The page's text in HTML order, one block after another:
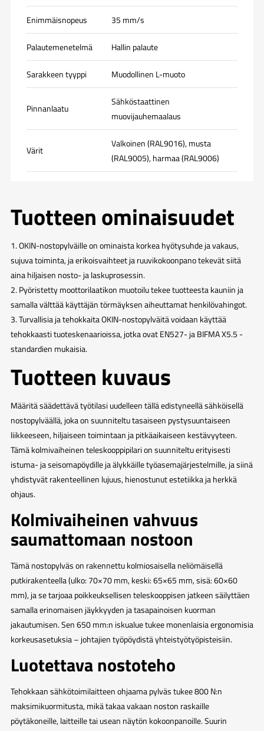
Enimmäisnopeus 35 mm/s
Palautemenetelmä Hallin palaute
Sarakkeen tyyppi Muodollinen L-muoto
Pinnanlaatu
Sähköstaattinen
muovijauhemaalaus
Värit
Valkoinen (RAL9016), musta
(RAL9005), harmaa (RAL9006)
Tuotteen ominaisuudet
1. OKIN-nostopylväille on ominaista korkea hyötysuhde ja vakaus,
sujuva toiminta, ja erikoisvaihteet ja ruuvikokoonpano tekevät siitä
aina hiljaisen nosto- ja laskuprosessin.
2. Pyöristetty moottorilaatikon muotoilu tekee tuotteesta kauniin ja
samalla välttää käyttäjän törmäyksen aiheuttamat henkilövahingot.
3. Turvallisia ja tehokkaita OKIN-nostopylväitä voidaan käyttää
tehokkaasti tuoteskenaarioissa, jotka ovat EN527- ja BIFMA X5.5 -
standardien mukaisia.
Tuotteen kuvaus
Määritä säädettävä työtilasi uudelleen tällä edistyneellä sähköisellä
nostopylväällä, joka on suunniteltu tasaiseen pystysuuntaiseen
liikkeeseen, hiljaiseen toimintaan ja pitkäaikaiseen kestävyyteen.
Tämä kolmivaiheinen teleskooppipilari on suunniteltu erityisesti
istuma- ja seisomapöydille ja älykkäille työasemajärjestelmille, ja siinä
yhdistyvät rakenteellinen lujuus, hienostunut estetiikka ja herkkä
ohjaus.
Kolmivaiheinen vahvuus
saumattomaan nostoon
Tämä nostopylväs on rakennettu kolmiosaisella neliömäisellä
putkirakenteella (ulko: 70×70 mm, keski: 65×65 mm, sisä: 60×60
mm), ja se tarjoaa poikkeuksellisen teleskooppisen jatkeen säilyttäen
samalla erinomaisen jäykkyyden ja tasapainoisen kuorman
jakautumisen. Sen 650 mm:n iskualue tukee monenlaisia ergonomisia
korkeusasetuksia – johtajien työpöydistä yhteistyötyöpisteisiin.
Luotettava nostoteho
Tehokkaan sähkötoimilaitteen ohjaama pylväs tukee 800 N:n
maksimikuormitusta, mikä takaa vakaan noston raskaille
pöytäkoneille, laitteille tai usean näytön kokoonpanoille. Suurin